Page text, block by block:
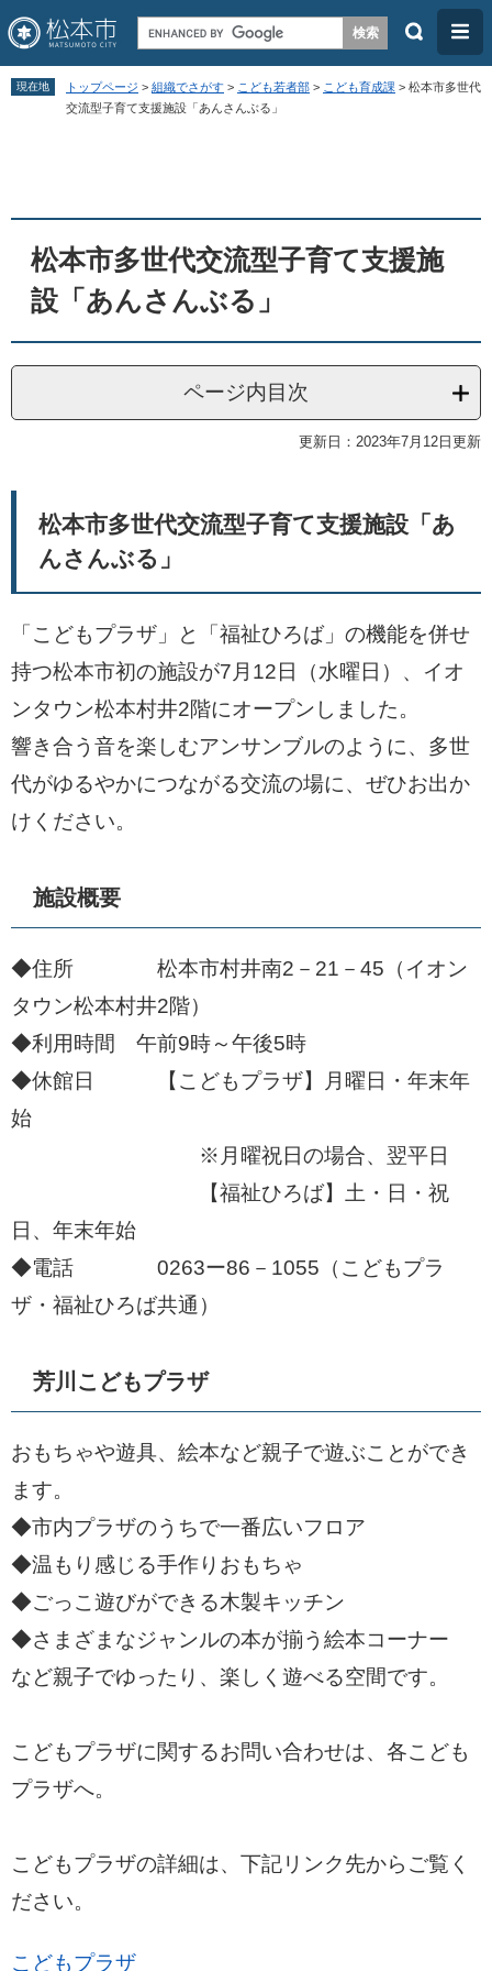
ペ
メ
へ
検
メ
ニ
ュ
現在地 トップページ > 組織でさがす > こども若者部 > こども育成課 > 松本市多世代
交流型子育て支援施設「あんさんぶる」
松本市多世代交流型子育て支援施
設「あんさんぶる」
ページ内目次
更新日：2023年7月12日更新
松本市多世代交流型子育て支援施設「あ
んさんぶる」
「こどもプラザ」と「福祉ひろば」の機能を併せ
持つ松本市初の施設が7月12日（水曜日）、イオ
ンタウン松本村井2階にオープンしました。
響き合う音を楽しむアンサンブルのように、多世
代がゆるやかにつながる交流の場に、ぜひお出か
けください。
施設概要
◆住所 松本市村井南2－21－45（イオン
タウン松本村井2階）
◆利用時間 午前9時～午後5時
◆休館日 【こどもプラザ】月曜日・年末年
始
※月曜祝日の場合、翌平日
【福祉ひろば】土・日・祝
日、年末年始
◆電話 0263ー86－1055（こどもプラ
ザ・福祉ひろば共通）
芳川こどもプラザ
おもちゃや遊具、絵本など親子で遊ぶことができ
ます。
◆市内プラザのうちで一番広いフロア
◆温もり感じる手作りおもちゃ
◆ごっこ遊びができる木製キッチン
◆さまざまなジャンルの本が揃う絵本コーナー
など親子でゆったり、楽しく遊べる空間です。
こどもプラザに関するお問い合わせは、各こども
プラザへ。
こどもプラザの詳細は、下記リンク先からご覧く
ださい。
こどもプラザ